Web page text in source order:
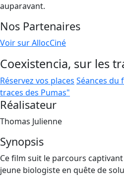
auparavant.
Nos Partenaires
Voir sur AllocCiné
Coexistencia, sur les
Réservez vos places Séances du
traces des Pumas"
Réalisateur
Thomas Julienne
Synopsis
Ce film suit le parcours
jeune biologiste en quête de